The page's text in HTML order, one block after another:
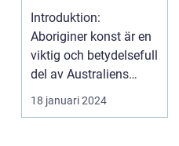
mångfald och
kreativitet
Introduktion:
Aboriginer konst är en
viktig och betydelsefull
del av Australiens
kulturella arv. Un...
18 januari 2024